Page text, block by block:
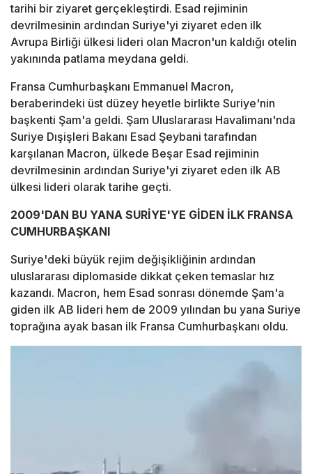
tarihi bir ziyaret gerçekleştirdi. Esad rejiminin
devrilmesinin ardından Suriye'yi ziyaret eden ilk
Avrupa Birliği ülkesi lideri olan Macron'un kaldığı otelin
yakınında patlama meydana geldi.
Fransa Cumhurbaşkanı Emmanuel Macron,
beraberindeki üst düzey heyetle birlikte Suriye'nin
başkenti Şam'a geldi. Şam Uluslararası Havalimanı'nda
Suriye Dışişleri Bakanı Esad Şeybani tarafından
karşılanan Macron, ülkede Beşar Esad rejiminin
devrilmesinin ardından Suriye'yi ziyaret eden ilk AB
ülkesi lideri olarak tarihe geçti.
2009'DAN BU YANA SURİYE'YE GİDEN İLK FRANSA
CUMHURBAŞKANI
Suriye'deki büyük rejim değişikliğinin ardından
uluslararası diplomaside dikkat çeken temaslar hız
kazandı. Macron, hem Esad sonrası dönemde Şam'a
giden ilk AB lideri hem de 2009 yılından bu yana Suriye
toprağına ayak basan ilk Fransa Cumhurbaşkanı oldu.